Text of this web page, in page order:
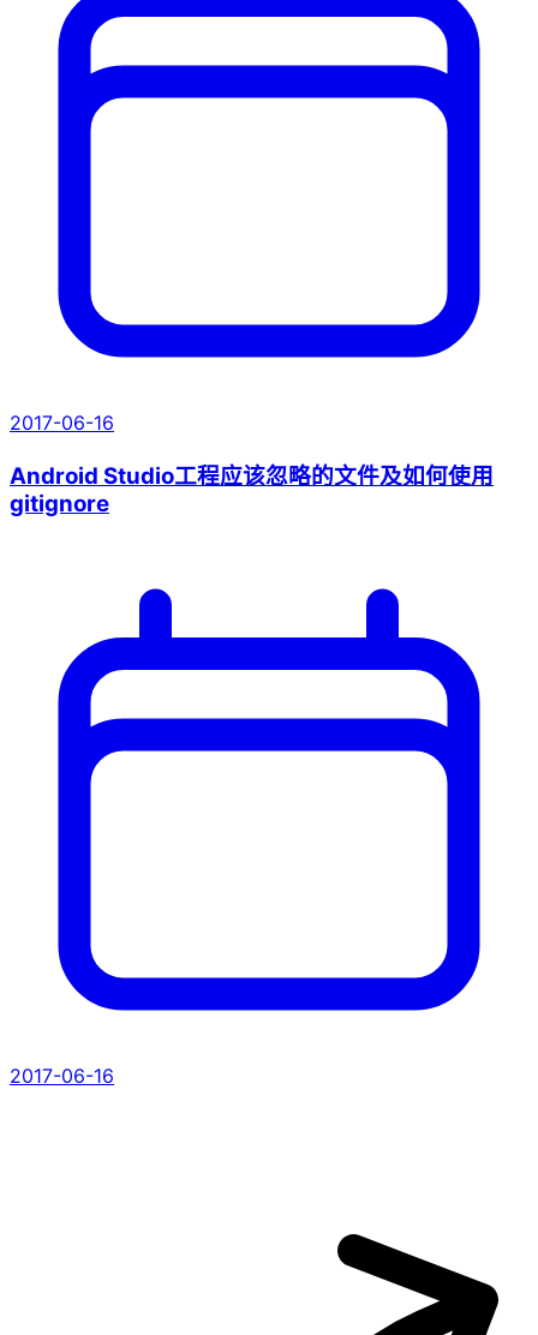
2017-06-16
Android Studio工程应该忽略的文件及如何使用
gitignore
2017-06-16